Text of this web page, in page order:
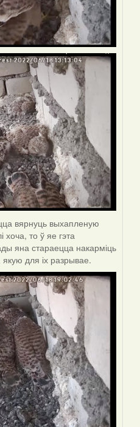
вярнуць выхапленую
хоча, то ў яе гэта
яна стараецца накарміць
для іх разрывае.